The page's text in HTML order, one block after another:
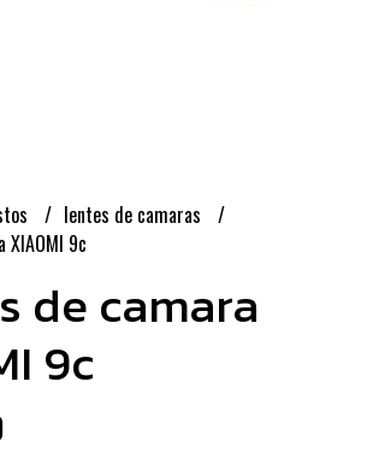
lentes de camaras
XIAOMI 9c
de camara
9c